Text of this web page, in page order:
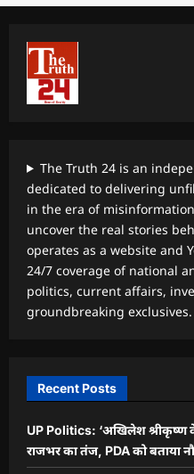
The Truth 24 is an
dedicated to delivering
in the era of
uncover the real stories
operates as a website and
24/7 coverage of national
politics, current affairs,
groundbreaking exclusives.
Recent Posts
UP Politics: ‘अखिलेश
राजभर का तंज, PDA को बताया